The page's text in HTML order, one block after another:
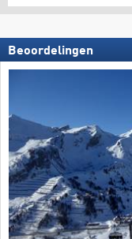
Beoordelingen